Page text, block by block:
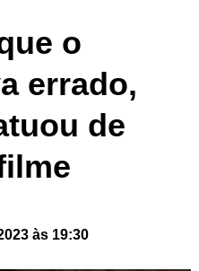
o
errado,
de
às 19:30